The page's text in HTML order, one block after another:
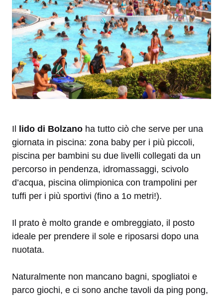
Il lido di Bolzano ha tutto ciò che serve per una
giornata in piscina: zona baby per i più piccoli,
piscina per bambini su due livelli collegati da un
percorso in pendenza, idromassaggi, scivolo
d’acqua, piscina olimpionica con trampolini per
tuffi per i più sportivi (fino a 1o metri!).
Il prato è molto grande e ombreggiato, il posto
ideale per prendere il sole e riposarsi dopo una
nuotata.
Naturalmente non mancano bagni, spogliatoi e
parco giochi, e ci sono anche tavoli da ping pong,